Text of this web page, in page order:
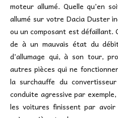
moteur allumé. Quelle qu’en
allumé sur votre Dacia Duster
ou un composant est défaillant.
de à un mauvais état du
d’allumage qui, à son tour,
autres pièces qui ne
la surchauffe du
conduite agressive par
les voitures finissent par